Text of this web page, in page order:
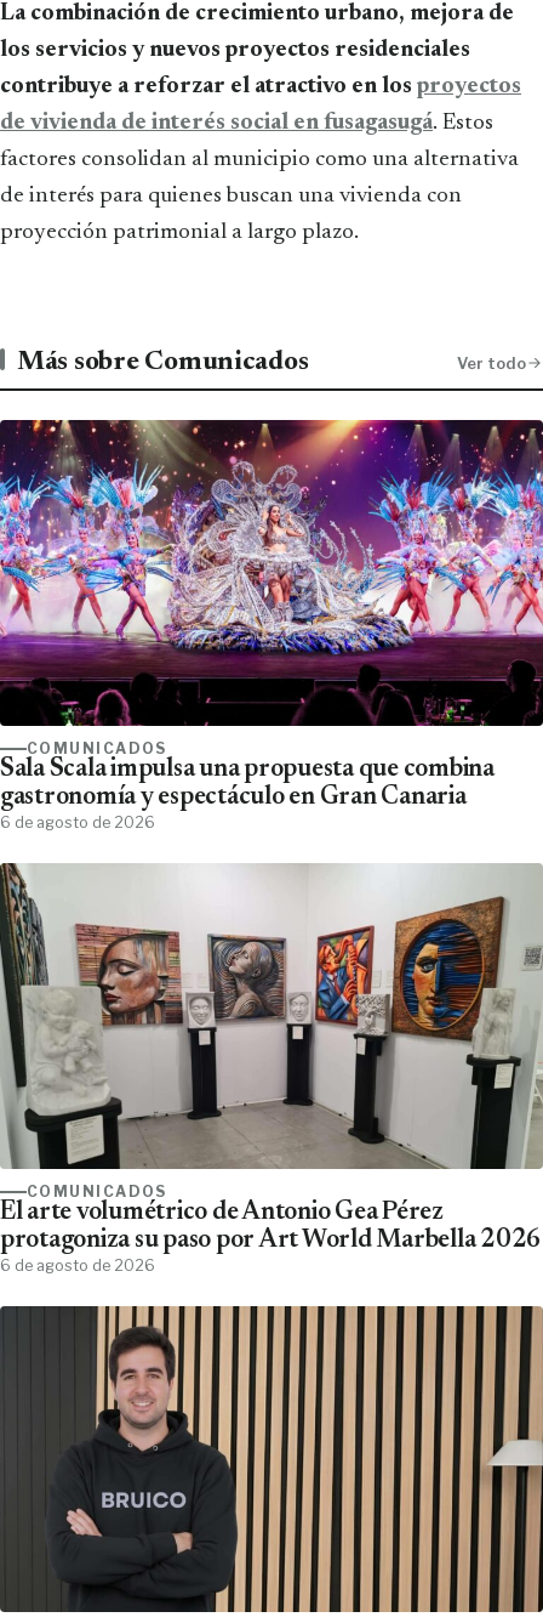
La combinación de crecimiento urbano, mejora de
los servicios y nuevos proyectos residenciales
contribuye a reforzar el atractivo en los proyectos
de vivienda de interés social en fusagasugá. Estos
factores consolidan al municipio como una alternativa
de interés para quienes buscan una vivienda con
proyección patrimonial a largo plazo.
Más sobre Comunicados Ver todo
COMUNICADOS
Sala Scala impulsa una propuesta que combina
gastronomía y espectáculo en Gran Canaria
6 de agosto de 2026
COMUNICADOS
El arte volumétrico de Antonio Gea Pérez
protagoniza su paso por Art World Marbella 2026
6 de agosto de 2026